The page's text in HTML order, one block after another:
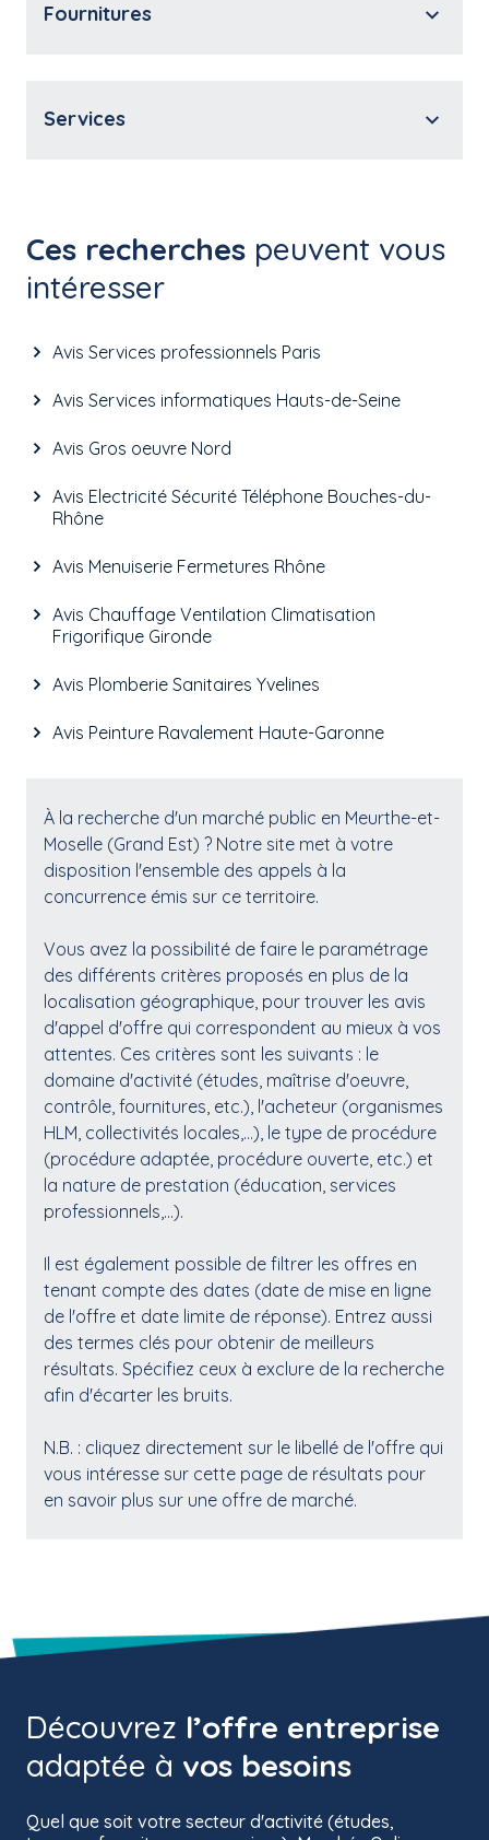
Se connecter
Fournitures
Services
Ces recherches peuvent vous
intéresser
Avis Services professionnels Paris
Avis Services informatiques Hauts-de-Seine
Avis Gros oeuvre Nord
Avis Electricité Sécurité Téléphone Bouches-du-
Rhône
Avis Menuiserie Fermetures Rhône
Avis Chauffage Ventilation Climatisation
Frigorifique Gironde
Avis Plomberie Sanitaires Yvelines
Avis Peinture Ravalement Haute-Garonne
À la recherche d'un marché public en Meurthe-et-
Moselle (Grand Est) ? Notre site met à votre
disposition l'ensemble des appels à la
concurrence émis sur ce territoire.
Vous avez la possibilité de faire le paramétrage
des différents critères proposés en plus de la
localisation géographique, pour trouver les avis
d'appel d'offre qui correspondent au mieux à vos
attentes. Ces critères sont les suivants : le
domaine d'activité (études, maîtrise d'oeuvre,
contrôle, fournitures, etc.), l'acheteur (organismes
HLM, collectivités locales,...), le type de procédure
(procédure adaptée, procédure ouverte, etc.) et
la nature de prestation (éducation, services
professionnels,...).
Il est également possible de filtrer les offres en
tenant compte des dates (date de mise en ligne
de l'offre et date limite de réponse). Entrez aussi
des termes clés pour obtenir de meilleurs
résultats. Spécifiez ceux à exclure de la recherche
afin d'écarter les bruits.
N.B. : cliquez directement sur le libellé de l'offre qui
vous intéresse sur cette page de résultats pour
en savoir plus sur une offre de marché.
Découvrez l’offre entreprise
adaptée à vos besoins
Quel que soit votre secteur d'activité (études,